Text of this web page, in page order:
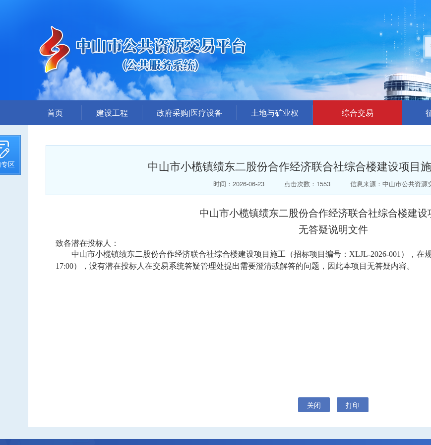
区
首页 建设工程
招标文件提前公示
评标结果公示
项目公告
招投标公开信息
政府采购|医疗设备
答疑、更正公告
中标公告
采购需求公示
土地与矿业权
结果公布
楼面地价出价（模拟）
总价出价（模拟）
综合交易
交易答疑澄清
结果公示
中标公告
拍卖公告
拍卖结果公告
其他公告
国有资产交易公告
中介代
中山市小榄镇绩东二股份合作经济联合社综合楼建设项目
时间：2026-06-23 点击次数：1553 信息来源：中山市公共资源
中山市小榄镇绩东二股份合作经济联合社综合楼建设
无答疑说明文件
致各潜在投标人：
中山市小榄镇绩东二股份合作经济联合社综合楼建设项目施工
（招标项目编号： XLJL-2026-001）， 在
17:00），没有潜在投标人在交易系统答疑管理处提出需要澄清或解答的问题， 因此本项目无答疑内容。
关闭 打印